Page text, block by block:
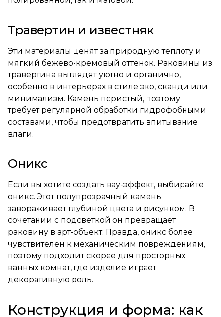
Травертин и известняк
Эти материалы ценят за природную теплоту и
мягкий бежево-кремовый оттенок. Раковины из
травертина выглядят уютно и органично,
особенно в интерьерах в стиле эко, сканди или
минимализм. Камень пористый, поэтому
требует регулярной обработки гидрофобными
составами, чтобы предотвратить впитывание
влаги.
Оникс
Если вы хотите создать вау-эффект, выбирайте
оникс. Этот полупрозрачный камень
завораживает глубиной цвета и рисунком. В
сочетании с подсветкой он превращает
раковину в арт-объект. Правда, оникс более
чувствителен к механическим повреждениям,
поэтому подходит скорее для просторных
ванных комнат, где изделие играет
декоративную роль.
Конструкция и форма: как